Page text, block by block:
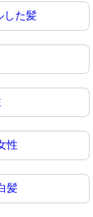
した髪
性
髪